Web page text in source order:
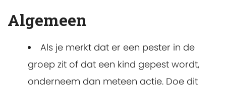
Algemeen
Als je merkt dat er een pester in de
groep zit of dat een kind gepest wordt,
onderneem dan meteen actie. Doe dit